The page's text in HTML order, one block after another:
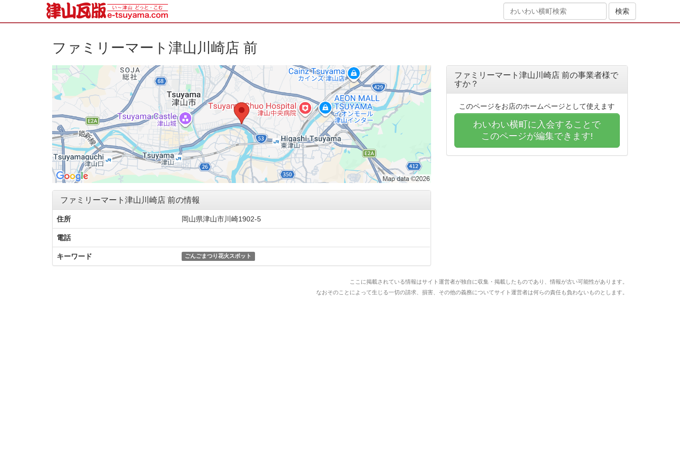
ファミリーマート津山川崎店 前
ファミリーマート津山川崎店 前の情報
住所 岡山県津山市川崎1902-5
電話
キーワード ごんごまつり花火スポット
ファミリーマート津山川崎店 前の事業者様で
すか？
このページをお店のホームページとして使えます
わいわい横町に入会することで
このページが編集できます!
ここに掲載されている情報はサイト運営者が独自に収集・掲載したものであり、情報が古い可能性があります。
なおそのことによって生じる一切の請求、損害、その他の義務についてサイト運営者は何らの責任も負わないものとします。